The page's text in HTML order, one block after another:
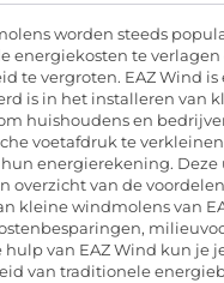
worden steeds
energiekosten te verlagen
te vergroten. EAZ Wind
is in het installeren van
huishoudens en
voetafdruk te
hun energierekening.
overzicht van de
kleine windmolens van
hulp van EAZ Wind kun je
van traditionele